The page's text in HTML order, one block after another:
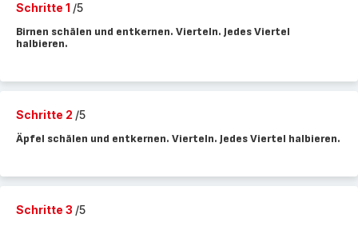
Schritte 1 /5
Birnen schälen und entkernen. Vierteln. Jedes Viertel
halbieren.
Schritte 2 /5
Äpfel schälen und entkernen. Vierteln. Jedes Viertel halbieren.
Schritte 3 /5